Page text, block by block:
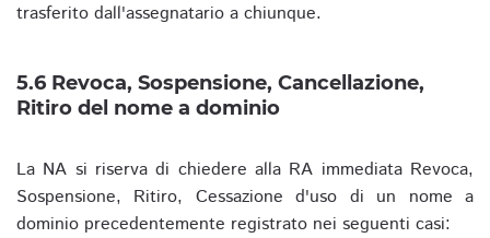
trasferito dall'assegnatario a chiunque.
5.6 Revoca, Sospensione, Cancellazione,
Ritiro del nome a dominio
La NA si riserva di chiedere alla RA immediata Revoca,
Sospensione, Ritiro, Cessazione d'uso di un nome a
dominio precedentemente registrato nei seguenti casi: